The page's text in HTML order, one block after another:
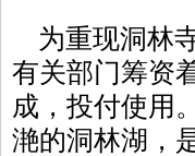
为重现洞林
有关部门筹资
成，投付使用
滟的洞林湖，